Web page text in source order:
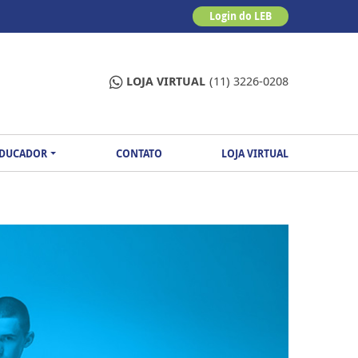
Login do LEB
LOJA VIRTUAL (11) 3226-0208
CONTATO LOJA VIRTUAL